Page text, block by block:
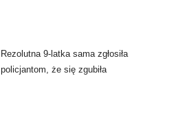
Rezolutna 9-latka sama zgłosiła
policjantom, że się zgubiła